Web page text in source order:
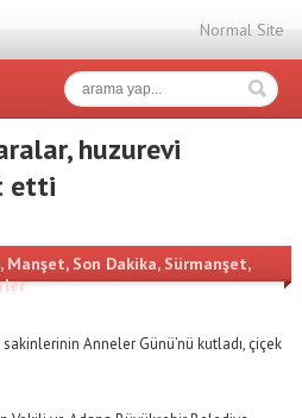
Normal Site
huzurevi
etti
, Manşet, Son Dakika, Sürmanşet,
Anneler Günü’nü kutladı, çiçek